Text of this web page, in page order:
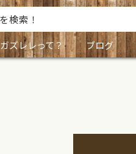
ガズレレって？ ブログ